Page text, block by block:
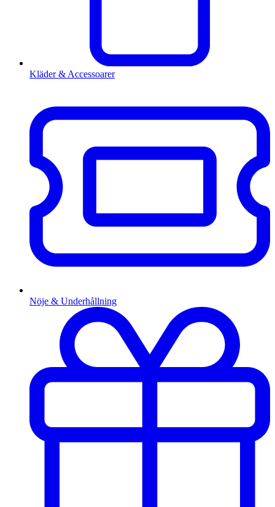
Kläder & Accessoarer
Nöje & Underhållning